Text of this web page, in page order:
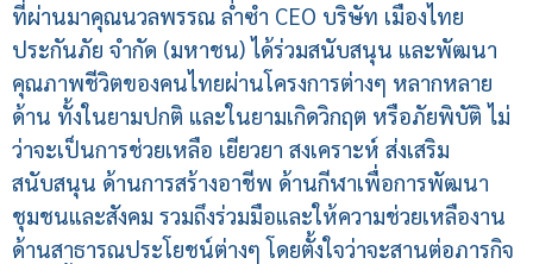
ที่ผ่านมาคุณนวลพรรณ ล่ำซำ CEO บริษัท เมืองไทย
ประกันภัย จำกัด (มหาชน) ได้ร่วมสนับสนุน และพัฒนา
คุณภาพชีวิตของคนไทยผ่านโครงการต่างๆ หลากหลาย
ด้าน ทั้งในยามปกติ และในยามเกิดวิกฤต หรือภัยพิบัติ ไม่
ว่าจะเป็นการช่วยเหลือ เยียวยา สงเคราะห์ ส่งเสริม
สนับสนุน ด้านการสร้างอาชีพ ด้านกีฬาเพื่อการพัฒนา
ชุมชนและสังคม รวมถึงร่วมมือและให้ความช่วยเหลืองาน
ด้านสาธารณประโยชน์ต่างๆ โดยตั้งใจว่าจะสานต่อภารกิจ